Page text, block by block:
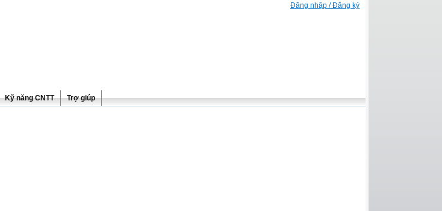
Đăng nhập / Đăng ký
Kỹ năng CNTT Trợ giúp